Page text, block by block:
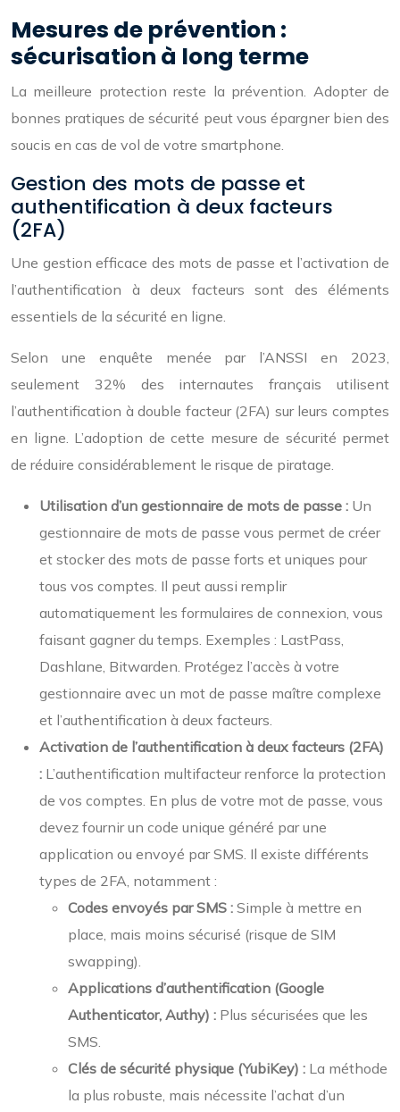
Mesures de prévention :
sécurisation à long terme
La meilleure protection reste la prévention. Adopter de
bonnes pratiques de sécurité peut vous épargner bien des
soucis en cas de vol de votre smartphone.
Gestion des mots de passe et
authentification à deux facteurs
(2FA)
Une gestion efficace des mots de passe et l’activation de
l’authentification à deux facteurs sont des éléments
essentiels de la sécurité en ligne.
Selon une enquête menée par l’ANSSI en 2023,
seulement 32% des internautes français utilisent
l’authentification à double facteur (2FA) sur leurs comptes
en ligne. L’adoption de cette mesure de sécurité permet
de réduire considérablement le risque de piratage.
Utilisation d’un gestionnaire de mots de passe : Un
gestionnaire de mots de passe vous permet de créer
et stocker des mots de passe forts et uniques pour
tous vos comptes. Il peut aussi remplir
automatiquement les formulaires de connexion, vous
faisant gagner du temps. Exemples : LastPass,
Dashlane, Bitwarden. Protégez l’accès à votre
gestionnaire avec un mot de passe maître complexe
et l’authentification à deux facteurs.
Activation de l’authentification à deux facteurs (2FA)
: L’authentification multifacteur renforce la protection
de vos comptes. En plus de votre mot de passe, vous
devez fournir un code unique généré par une
application ou envoyé par SMS. Il existe différents
types de 2FA, notamment :
Codes envoyés par SMS : Simple à mettre en
place, mais moins sécurisé (risque de SIM
swapping).
Applications d’authentification (Google
Authenticator, Authy) : Plus sécurisées que les
SMS.
Clés de sécurité physique (YubiKey) : La méthode
la plus robuste, mais nécessite l’achat d’un